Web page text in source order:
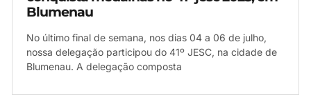
Blumenau
No último final de semana, nos dias 04 a 06 de julho,
nossa delegação participou do 41º JESC, na cidade de
Blumenau. A delegação composta